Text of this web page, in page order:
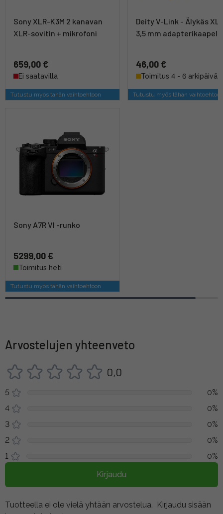
Sony XLR-K3M 2 kanavan
XLR-sovitin + mikrofoni
659,00 €
Ei saatavilla
Tutustu myös tähän vaihtoehtoon
Deity V-Link - Älykäs
3,5 mm adapterikaapeli
46,00 €
Toimitus 4 - 6 arkipäivää
Tutustu myös tähän
Sony A7R VI -runko
5299,00 €
Toimitus heti
Tutustu myös tähän vaihtoehtoon
Arvostelujen yhteenveto
0,0
5
0%
4
0%
3
0%
2
0%
1
0%
Kirjaudu
Tuotteella ei ole vielä yhtään arvostelua. Kirjaudu sisään